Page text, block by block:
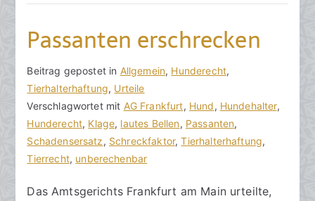
e
t
a
m
2
5
.
J
u
i
Passanten erschrecken
V
o
n
h
o
r
k
B
e
i
t
r
a
v
Beitrag gepostet in Allgemein, Hunderecht,
Tierhalterhaftung, Urteile
Verschlagwortet mit AG Frankfurt, Hund, Hundehalter,
Hunderecht, Klage, lautes Bellen, Passanten,
Schadensersatz, Schreckfaktor,Tierhalterhaftung,
Tierrecht, unberechenbar
K
e
i
n
e
K
m
Das Amtsgerichts Frankfurt am Main urteilte,